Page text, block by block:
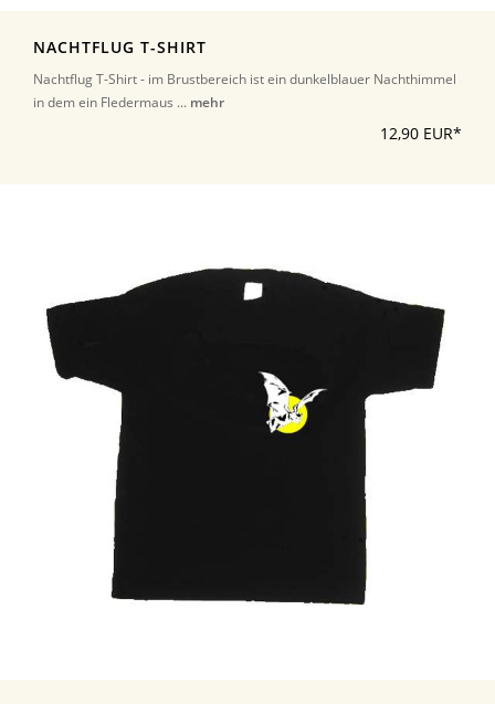
NACHTFLUG T-SHIRT
Nachtflug T-Shirt - im Brustbereich ist ein dunkelblauer Nachthimmel
in dem ein Fledermaus ... mehr
12,90 EUR*